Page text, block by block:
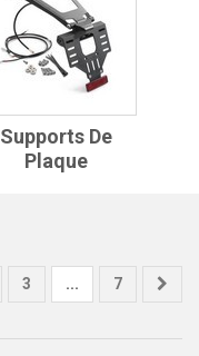
Supports De
Plaque
3 ... 7